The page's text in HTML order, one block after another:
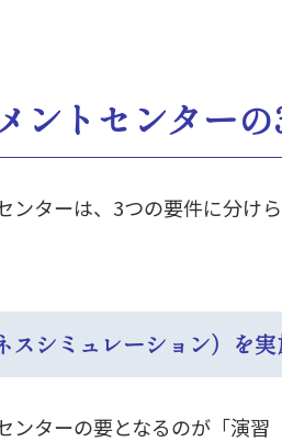
ントセンター
ンターは、3つの要件に分け
スシミュレーション）を実
ンターの要となるのが「演習